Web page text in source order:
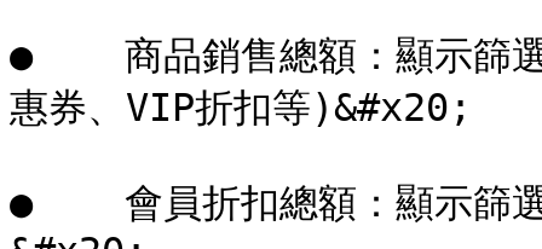
●    商品銷售總額：顯示篩
惠券、VIP折扣等)&#x20;
●    會員折扣總額：顯示篩